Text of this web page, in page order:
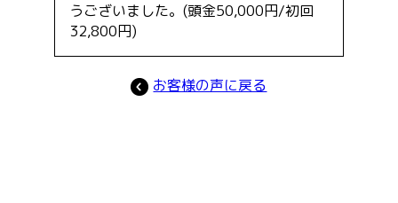
うございました。(頭金50,000円/初回
32,800円)
お客様の声に戻る